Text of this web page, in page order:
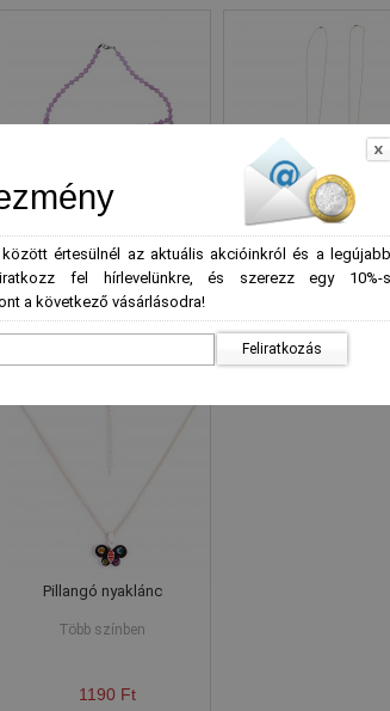
Molly gyermeknyaklánc
550 Ft
BF színes bagoly
pár
1490 Ft
Pillangó nyaklánc
Több színben
1190 Ft
értesülnél az aktuális akcióinkról és a legújabb
fel hírlevelünkre, és szerezz egy 10%-s
a következő vásárlásodra!
Feliratkozás